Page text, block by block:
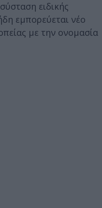
ειδικής
εμπορεύεται νέο
με την ονομασία